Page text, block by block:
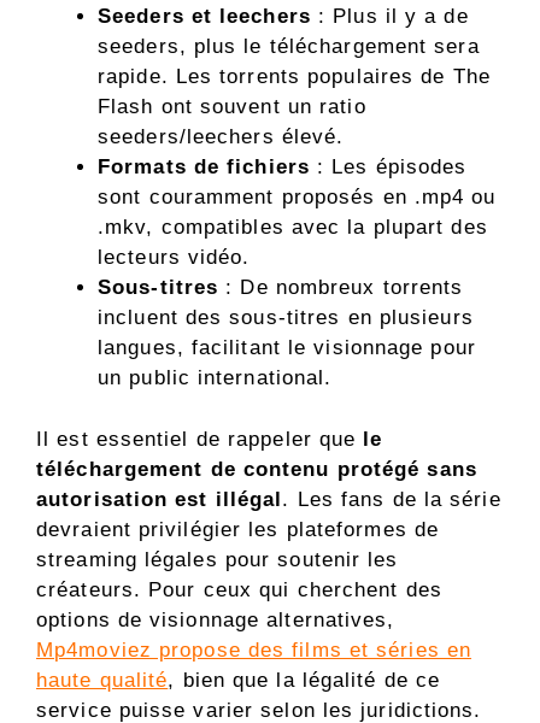
Seeders et leechers : Plus il y a de
seeders, plus le téléchargement sera
rapide. Les torrents populaires de The
Flash ont souvent un ratio
seeders/leechers élevé.
Formats de fichiers : Les épisodes
sont couramment proposés en .mp4 ou
.mkv, compatibles avec la plupart des
lecteurs vidéo.
Sous-titres : De nombreux torrents
incluent des sous-titres en plusieurs
langues, facilitant le visionnage pour
un public international.
Il est essentiel de rappeler que le
téléchargement de contenu protégé sans
autorisation est illégal. Les fans de la série
devraient privilégier les plateformes de
streaming légales pour soutenir les
créateurs. Pour ceux qui cherchent des
options de visionnage alternatives,
Mp4moviez propose des films et séries en
haute qualité, bien que la légalité de ce
service puisse varier selon les juridictions.